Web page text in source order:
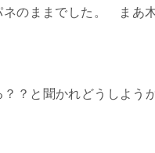
のままでした。 まあ
？と聞かれどうしよう